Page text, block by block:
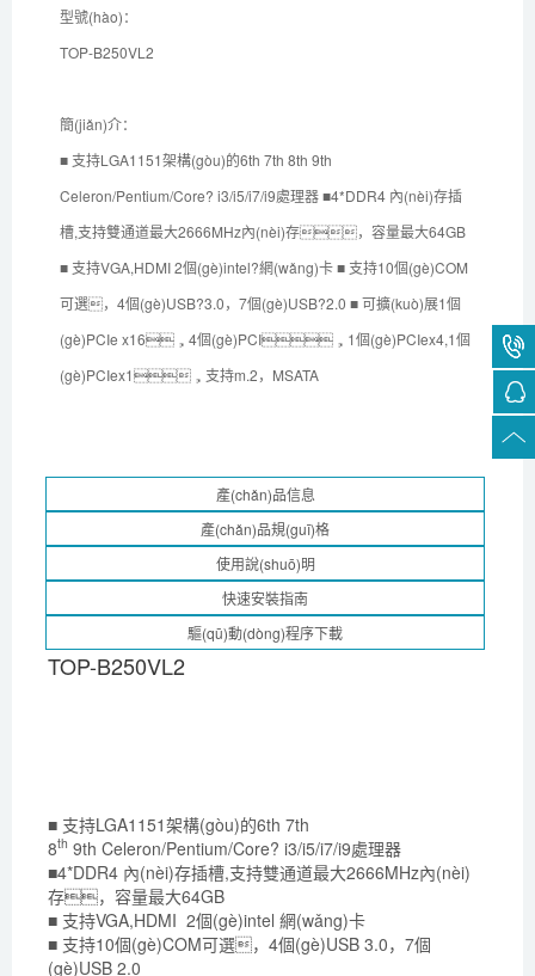
型號(hào)：
TOP-B250VL2
簡(jiǎn)介：
■ 支持LGA1151架構(gòu)的6th 7th 8th 9th
Celeron/Pentium/Core? i3/i5/i7/i9處理器 ■4*DDR4 內(nèi)存插
槽,支持雙通道最大2666MHz內(nèi)存，容量最大64GB
■ 支持VGA,HDMI 2個(gè)intel?網(wǎng)卡 ■ 支持10個(gè)COM
可選，4個(gè)USB?3.0，7個(gè)USB?2.0 ■ 可擴(kuò)展1個
(gè)PCIe x16，4個(gè)PCI，1個(gè)PCIex4,1個
(gè)PCIex1，支持m.2，MSATA
TOP-B250VL2
■ 支持LGA1 151架構(gòu)的6th 7th
8th 9th Celeron/Pentium/Core? i3/i5/i7/i9處理器
■4*DDR4 內(nèi)存插槽,支持雙通道最大2666MHz內(nèi)
存，容量最大64GB
■ 支持VGA,HDMI 2個(gè)intel 網(wǎng)卡
■ 支持10個(gè)COM可選， 4個(gè)USB 3.0， 7個
(gè)USB 2.0